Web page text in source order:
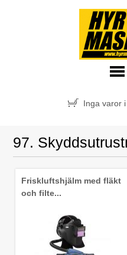
Inga varor
97.
Friskluftshjälm med fläkt
och filte...